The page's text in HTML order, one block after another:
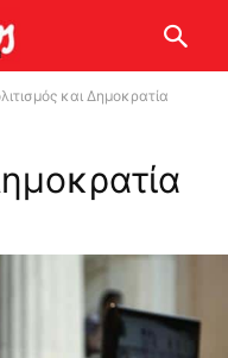
και Δημοκρατία